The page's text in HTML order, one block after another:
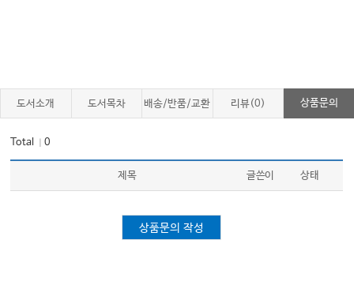
도서소개 도서목차 배송/반품/교환 리뷰(0) 상품문의
Total ｜0
제목 글쓴이 상태
상품문의 작성